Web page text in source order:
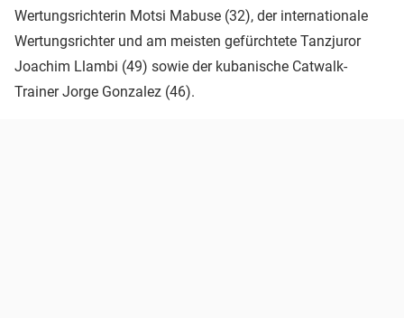
Wertungsrichterin Motsi Mabuse (32), der internationale
Wertungsrichter und am meisten gefürchtete Tanzjuror
Joachim Llambi (49) sowie der kubanische Catwalk-
Trainer Jorge Gonzalez (46).